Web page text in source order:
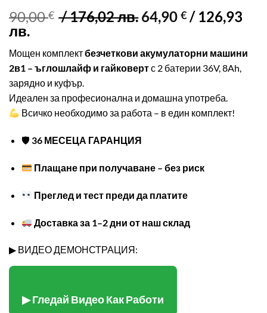
90,00€ / 176,02 лв. Original
price
90,00 €.
64,90€ / 126,93
лв.Текущата
е:
64,90 €.
Мощен комплектбезчеткови акумулаторни машини
2в1 – ъглошлайф и гайковертс 2 батерии 36V, 8Ah,
зарядно и куфър.
Идеален за професионална и домашна употреба.
Всичко необходимо за работа – в един комплект!
🛡 36 МЕСЕЦА ГАРАНЦИЯ
Плащане при получаване – без риск
Преглед и тест преди да платите
Доставка за 1–2 дни от наш склад
▶ ВИДЕО ДЕМОНСТРАЦИЯ:
▶ Гледай Видео Как Работи